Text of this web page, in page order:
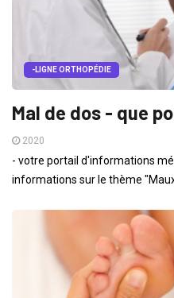
-LIGNE ORTHOPÉDIE
Mal de dos - que
2020
- votre portail d'informations
informations sur le thème